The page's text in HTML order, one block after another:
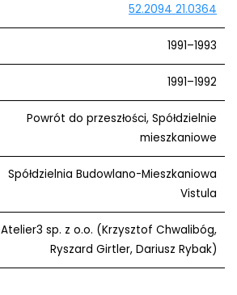
52.2094 21.0364
1991–1993
1991–1992
Powrót do przeszłości, Spółdzielnie
mieszkaniowe
Spółdzielnia Budowlano-Mieszkaniowa
Vistula
Atelier3 sp. z o.o. (Krzysztof Chwalibóg,
Ryszard Girtler, Dariusz Rybak)